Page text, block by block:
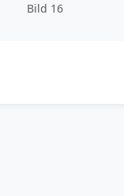
Bild 16